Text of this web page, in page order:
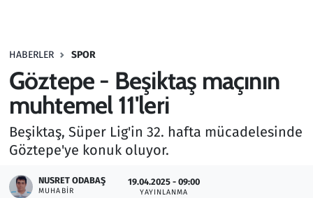
HABERLER SPOR
Göztepe - Beşiktaş maçının
muhtemel 11'leri
Beşiktaş, Süper Lig'in 32. hafta mücadelesinde
Göztepe'ye konuk oluyor.
NUSRET ODABAŞ
MUHABIR
19.04.2025 - 09:00
YAYINLANMA
Haber
Kültür Sanat
Kurumsal Haberler